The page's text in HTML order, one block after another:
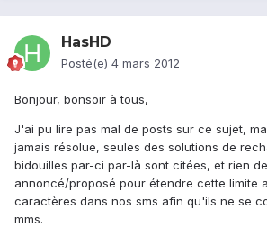
HasHD
Posté(e) 4 mars 2012
Bonjour, bonsoir à tous,
J'ai pu lire pas mal de posts sur ce sujet,
jamais résolue, seules des solutions de
bidouilles par-ci par-là sont citées, et rien
annoncé/proposé pour étendre cette limite
caractères dans nos sms afin qu'ils ne se
mms.